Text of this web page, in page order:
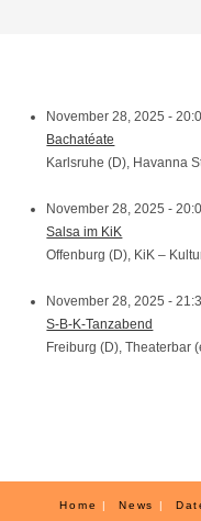
November 28, 2025 -
Bachatéate
Karlsruhe (D), Havanna
November 28, 2025 -
Salsa im KiK
Offenburg (D), KiK –
November 28, 2025 -
S-B-K-Tanzabend
Freiburg (D), Theaterbar
Home News